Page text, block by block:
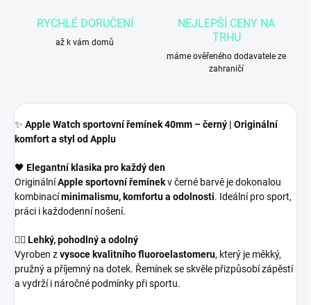
RYCHLÉ DORUČENÍ
až k vám domů
NEJLEPŠÍ CENY NA
TRHU
máme ověřeného dodavatele ze
zahraničí
✨ Apple Watch sportovní řemínek 40mm – černý | Originální
komfort a styl od Applu
🖤 Elegantní klasika pro každý den
OriginálníApple sportovní řemínekv černé barvě je dokonalou
kombinacíminimalismu, komfortu a odolnosti. Ideální pro sport,
práci i každodenní nošení.
🏃‍♀️ Lehký, pohodlný a odolný
Vyroben zvysoce kvalitního fluoroelastomeru, který je měkký,
pružný a příjemný na dotek. Řemínek se skvěle přizpůsobí zápěstí
a vydrží i náročné podmínky při sportu.